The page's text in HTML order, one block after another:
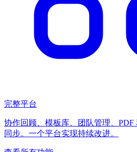
完整平台
协作回顾、模板库、团队管理、PDF
同步。一个平台实现持续改进。